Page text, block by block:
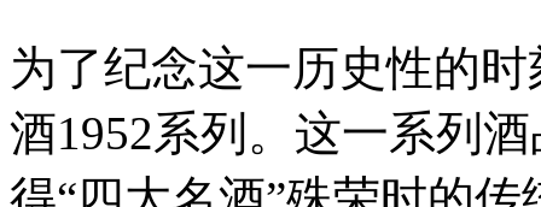
为了纪念这一历史性的
酒1952系列。这一系列